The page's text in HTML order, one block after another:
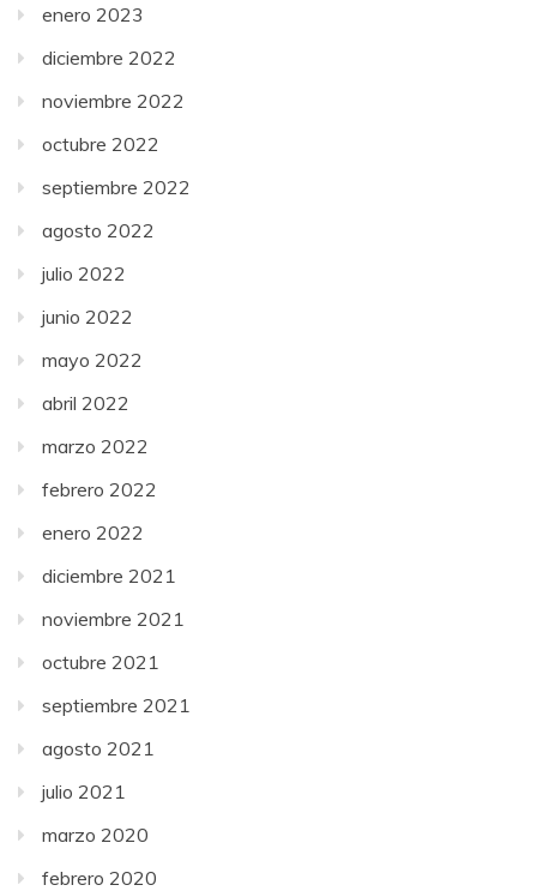
enero 2023
diciembre 2022
noviembre 2022
octubre 2022
septiembre 2022
agosto 2022
julio 2022
junio 2022
mayo 2022
abril 2022
marzo 2022
febrero 2022
enero 2022
diciembre 2021
noviembre 2021
octubre 2021
septiembre 2021
agosto 2021
julio 2021
marzo 2020
febrero 2020